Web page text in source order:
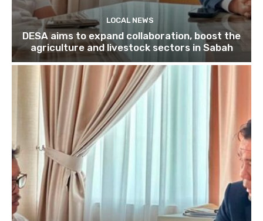
LOCAL NEWS
DESA aims to expand collaboration, boost the
agriculture and livestock sectors in Sabah